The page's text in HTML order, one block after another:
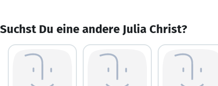
Suchst Du eine andere Julia Christ?